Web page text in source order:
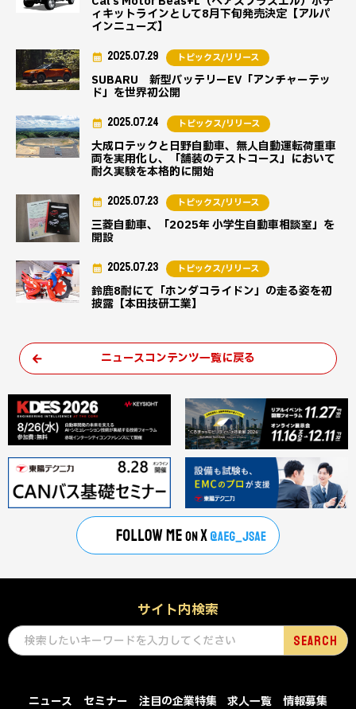
ィキットラインとして8月下旬発売決定【アルパ
インニューズ】
SUBARU 新型バッテリーEV「アンチャーテッ
ド」を世界初公開
2025.07.29 トピックス/リリース
大成ロテックと日野自動車、無人自動運転荷重車
両を実用化し、「舗装のテストコース」において
耐久実験を本格的に開始
2025.07.24 トピックス/リリース
三菱自動車、「2025年 小学生自動車相談室」を
開設
2025.07.23 トピックス/リリース
鈴鹿8耐にて「ホンダコライドン」の走る姿を初
披露【本田技研工業】
2025.07.23 トピックス/リリース
ニュースコンテンツ一覧に戻る
サイト内検索
ニュース セミナー 注目の企業特集 求人一覧 情報募集